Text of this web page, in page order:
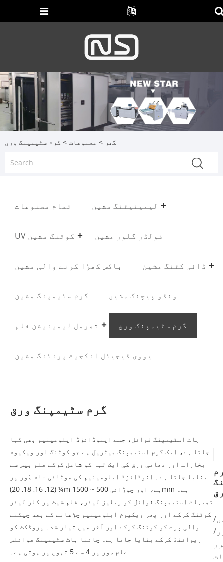
گھر > مصنوعات > گرم سٹیمپنگ ورق
تمام مصنوعات لیمینیٹنگ مشین
UV کوٹنگ مشین فولڈر گلور مشین
باکس کھڑا کرنے والی مشین ڈائی کٹنگ مشین
گرم سٹیمپنگ مشین ونڈو پیچنگ مشین
تھرمل لیمینیشن فلم گرم سٹیمپنگ ورق
یووی ڈیجیٹل انکجیٹ پرنٹنگ مشین
گرم سٹیمپنگ ورق
ہاٹ اسٹیمپنگ فوائل، جسے اینوڈائزڈ ایلومینیم بھی کہا
جاتا ہے، ایک گرم اسٹیمپنگ میٹریل ہے جو کوٹنگ اور ویکیوم
بخارات اور دھاتی ورق کی ایک تہہ کو شامل کرکے فلم بیس سے
بنایا جاتا ہے۔ انوڈائزڈ ایلومینیم کی موٹائی عام طور پر
(12, 16, 18, 20) ¼m ہے، اور چوڑائی 500 ~ 1500mm ہے۔
تھیہاٹ اسٹیمپنگ فوائل کو ریلیز لیئر، فلم شیٹ پر کلر لیئر
کوٹنگ کرکے اور پھر ویکیوم ایلومینیم چڑھانے کے بعد چپکنے
والی پرت کو کوٹنگ کرکے اور آخر میں تیار شدہ پروڈکٹ کو
ریوائنڈ کرکے بنایا جاتا ہے۔ چائنا ہاٹ سٹیمپنگ فوائلس
عام طور پر 4 سے 5 تہوں پر ہوتی ہے۔